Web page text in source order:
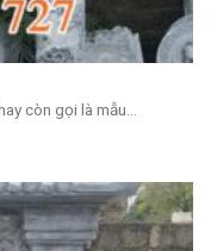
còn gọi là mẫu...